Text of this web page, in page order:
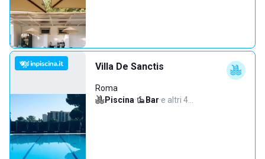
Villa De Sanctis
Roma
Piscina· Bar·e altri 4…